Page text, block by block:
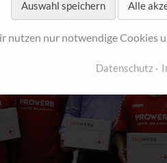
Auswahl speichern Alle
nutzen nur notwendige Cookies
Datenschutz